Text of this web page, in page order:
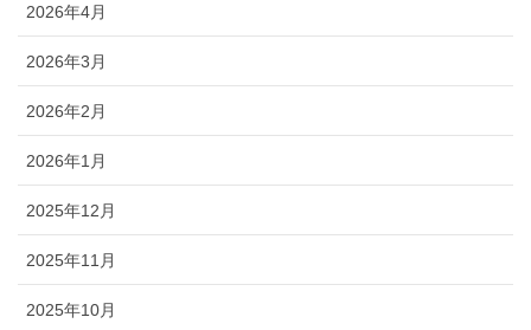
2026年4月
2026年3月
2026年2月
2026年1月
2025年12月
2025年11月
2025年10月